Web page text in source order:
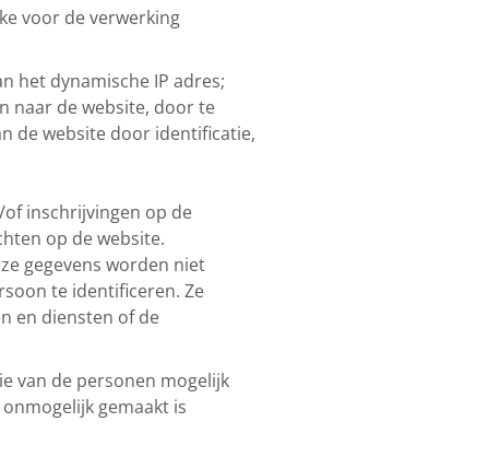
voor de verwerking
het dynamische IP adres;
naar de website, door te
de website door identificatie,
inschrijvingen op de
op de website.
gegevens worden niet
te identificeren. Ze
en diensten of de
van de personen mogelijk
gemaakt is